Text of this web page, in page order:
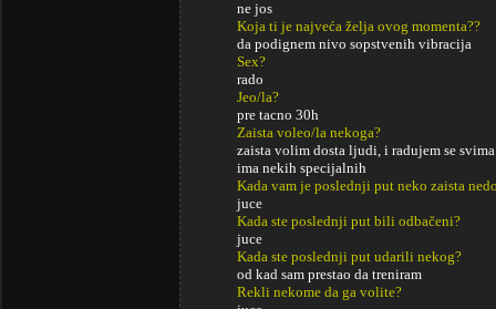
ne jos
Koja ti je najveća želja ovog momenta??
da podignem nivo sopstvenih vibracija
Sex?
rado
Jeo/la?
pre tacno 30h
Zaista voleo/la nekoga?
zaista volim dosta ljudi, i radujem se
ima nekih specijalnih
Kada vam je poslednji put neko zaista
juce
Kada ste poslednji put bili odbačeni?
juce
Kada ste poslednji put udarili nekog?
od kad sam prestao da treniram
Rekli nekome da ga volite?